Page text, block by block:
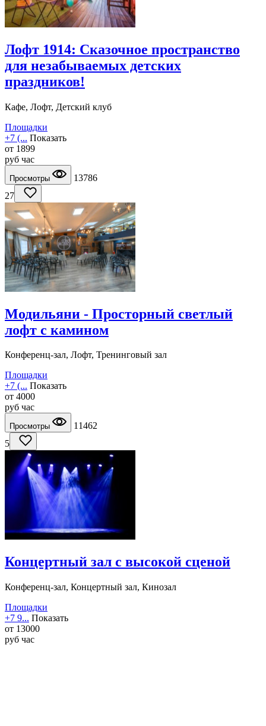
Лофт 1914: Сказочное пространство
для незабываемых детских
праздников!
Кафе, Лофт, Детский клуб
Площадки
+7 (... Показать
от 1899
руб час
Просмотры
13786
27
Модильяни - Просторный светлый
лофт с камином
Конференц-зал, Лофт, Тренинговый зал
Площадки
+7 (... Показать
от 4000
руб час
Просмотры
11462
5
Концертный зал с высокой сценой
Конференц-зал, Концертный зал, Кинозал
Площадки
+7 9... Показать
от 13000
руб час